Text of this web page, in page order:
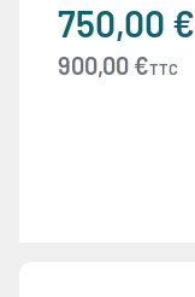
750,00 €
900,00 €TTC